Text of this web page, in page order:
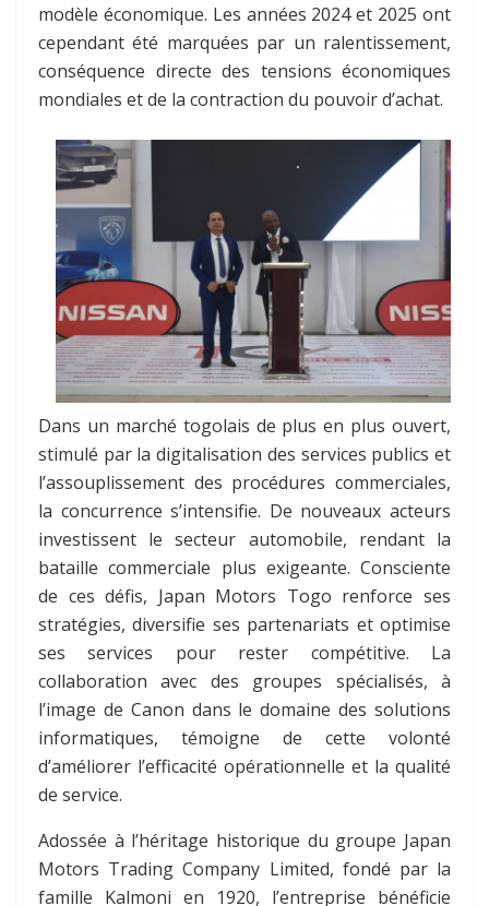
modèle économique. Les années 2024 et 2025 ont
cependant été marquées par un ralentissement,
conséquence directe des tensions économiques
mondiales et de la contraction du pouvoir d’achat.
Dans un marché togolais de plus en plus ouvert,
stimulé par la digitalisation des services publics et
l’assouplissement des procédures commerciales,
la concurrence s’intensifie. De nouveaux acteurs
investissent le secteur automobile, rendant la
bataille commerciale plus exigeante. Consciente
de ces défis, Japan Motors Togo renforce ses
stratégies, diversifie ses partenariats et optimise
ses services pour rester compétitive. La
collaboration avec des groupes spécialisés, à
l’image de Canon dans le domaine des solutions
informatiques, témoigne de cette volonté
d’améliorer l’efficacité opérationnelle et la qualité
de service.
Adossée à l’héritage historique du groupe Japan
Motors Trading Company Limited, fondé par la
famille Kalmoni en 1920, l’entreprise bénéficie